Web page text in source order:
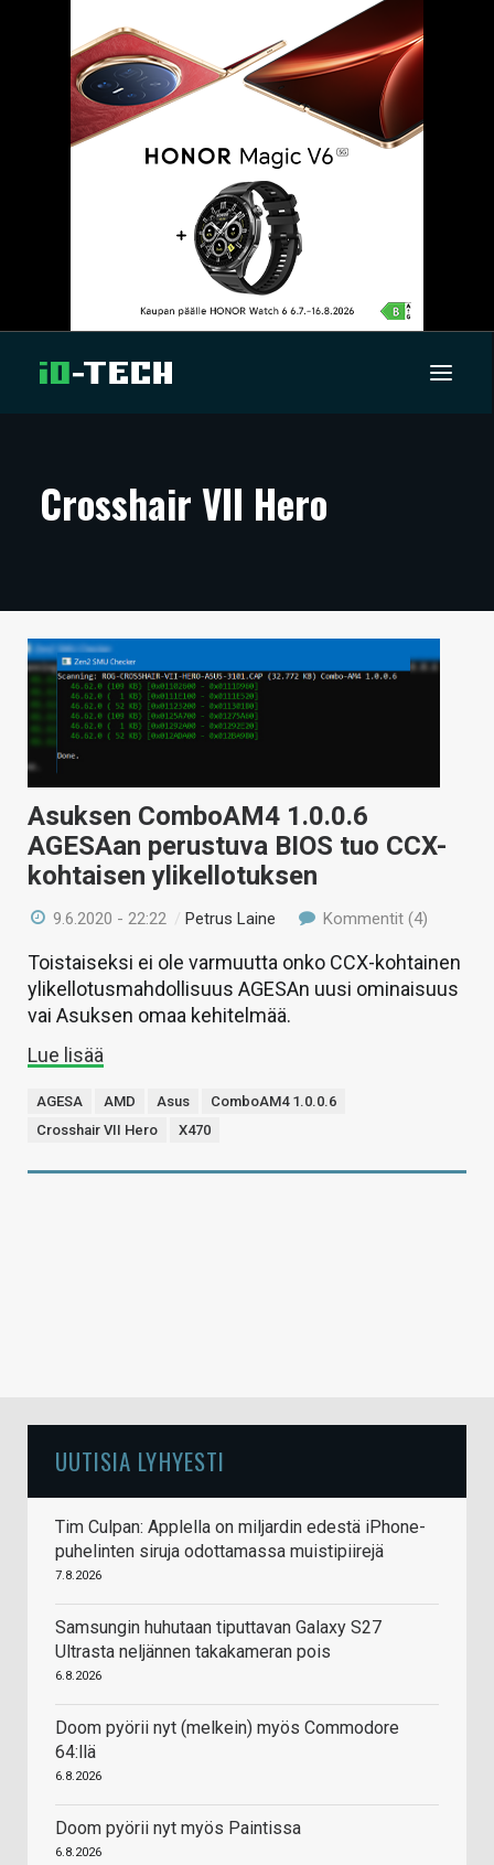
ARTIKKELIT
TECHBBS
TIETOA
HINTA.FI
KAUPPA
VAIHDA TEEMA
HAKU
Crosshair VII Hero
Asuksen ComboAM4 1.0.0.6
AGESAan perustuva BIOS tuo CCX-
kohtaisen ylikellotuksen
9.6.2020 - 22:22 /Petrus Laine Kommentit (4)
Toistaiseksi ei ole varmuutta onko CCX-kohtainen
ylikellotusmahdollisuus AGESAn uusi ominaisuus
vai Asuksen omaa kehitelmää.
Lue lisää
AGESA AMD Asus
ComboAM4 1.0.0.6
Crosshair VII Hero
X470
UUTISIA LYHYESTI
Tim Culpan: Applella on miljardin edestä iPhone-
puhelinten siruja odottamassa muistipiirejä
7.8.2026
Samsungin huhutaan tiputtavan Galaxy S27
Ultrasta neljännen takakameran pois
6.8.2026
Doom pyörii nyt (melkein) myös Commodore
64:llä
6.8.2026
Doom pyörii nyt myös Paintissa
6.8.2026